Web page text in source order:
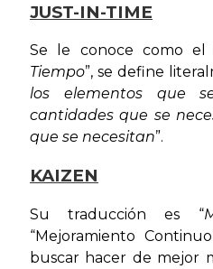
JUST-IN-TIME
Se le conoce como el
Tiempo”, se define
los elementos que
cantidades que se
que se necesitan”.
KAIZEN
Su traducción es “
“Mejoramiento
buscar hacer de mejor